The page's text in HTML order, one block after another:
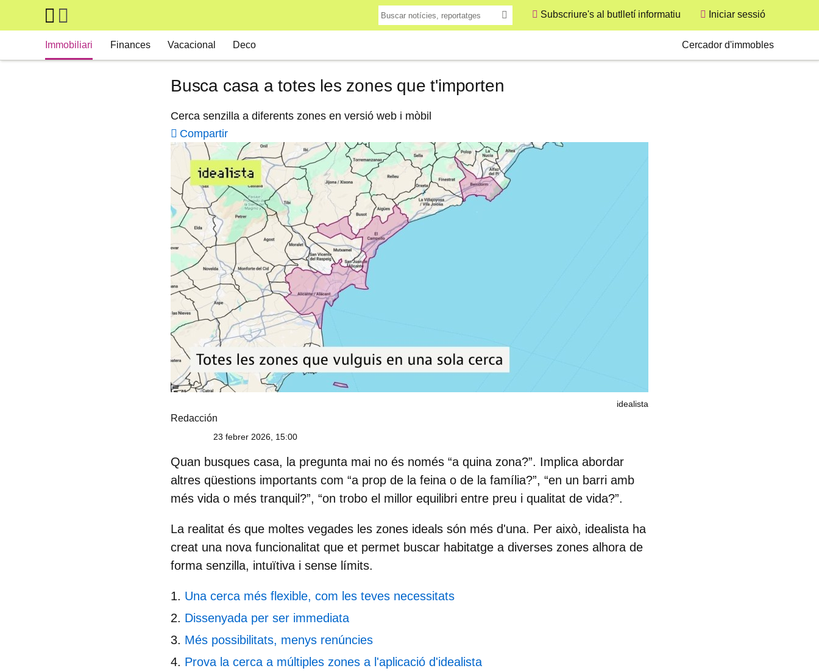
Skip to main content
Subscriure's al butlletí informatiu
User
Iniciar sessió
Immobiliari Finances Vacacional Deco Cercador d'immobles
Busca casa a totes les zones que t'importen
Cerca senzilla a diferents zones en versió web i mòbil
Compartir
idealista
Redacción
23 febrer 2026, 15:00
Quan busques casa, la pregunta mai no és només “a quina zona?”. Implica abordar
altres qüestions importants com “a prop de la feina o de la família?”, “en un barri amb
més vida o més tranquil?”, “on trobo el millor equilibri entre preu i qualitat de vida?”.
La realitat és que moltes vegades les zones ideals són més d'una. Per això, idealista ha
creat una nova funcionalitat que et permet buscar habitatge a diverses zones alhora de
forma senzilla, intuïtiva i sense límits.
Una cerca més flexible, com les teves necessitats
Dissenyada per ser immediata
Més possibilitats, menys renúncies
Prova la cerca a múltiples zones a l'aplicació d'idealista